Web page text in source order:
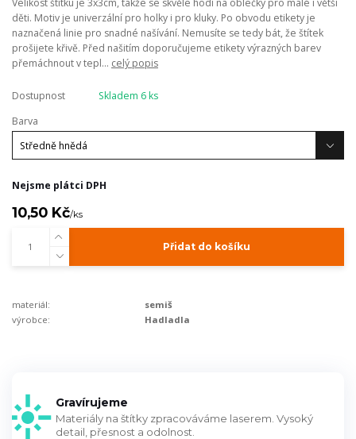
Velikost štítku je 3x3cm, takže se skvěle hodí na oblečky pro malé i větší
děti. Motiv je univerzální pro holky i pro kluky. Po obvodu etikety je
naznačená linie pro snadné našívání. Nemusíte se tedy bát, že štítek
prošijete křivě. Před našitím doporučujeme etikety výrazných barev
přemáchnout v tepl... celý popis
Dostupnost
Skladem 6 ks
Barva
Nejsme plátci DPH
10,50 Kč/ks
Přidat do košíku
materiál:
semiš
výrobce:
Hadladla
Gravírujeme
Materiály na štítky zpracováváme laserem. Vysoký
detail, přesnost a odolnost.